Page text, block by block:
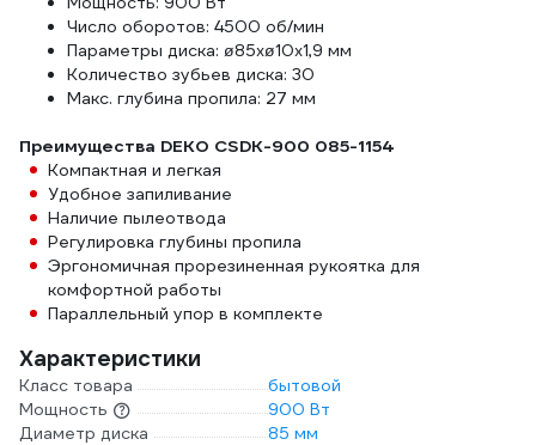
Число оборотов: 4500 об/мин
Параметры диска: ø85хø10х1,9 мм
Количество зубьев диска: 30
Макс. глубина пропила: 27 мм
Преимущества DEKO CSDK-900 085-1154
Компактная и легкая
Удобное запиливание
Наличие пылеотвода
Регулировка глубины пропила
Эргономичная прорезиненная рукоятка для
комфортной работы
Параллельный упор в комплекте
Характеристики
Класс товара
бытовой
Мощность
900 Вт
Диаметр диска
85 мм